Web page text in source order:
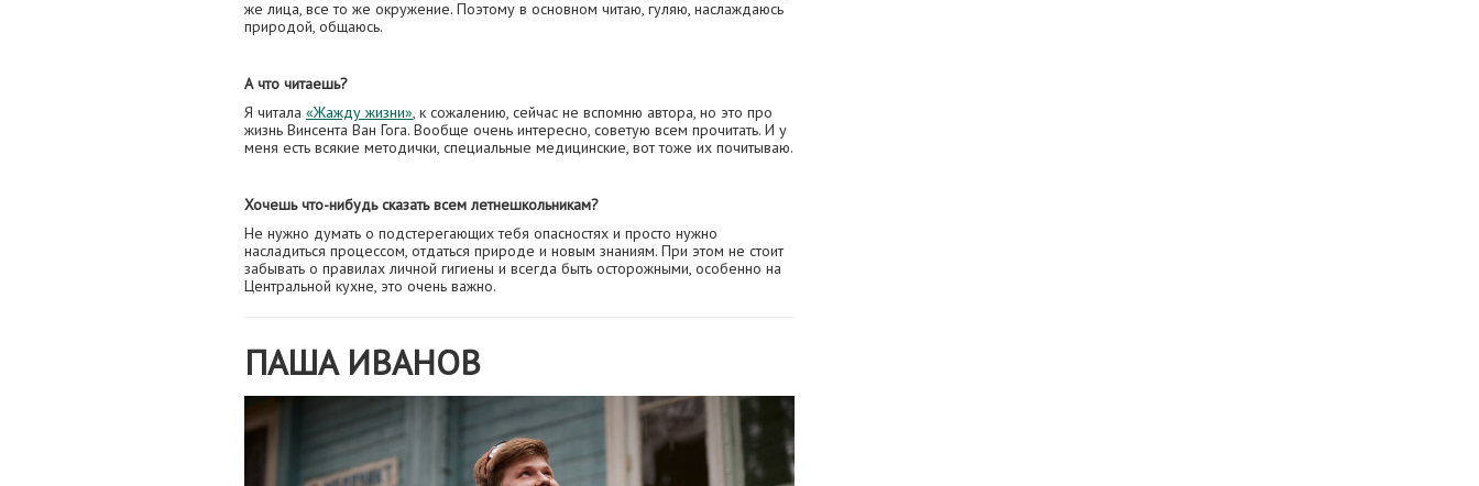
же лица, все то же окружение. Поэтому в основном читаю, гуляю, наслаждаюсь
природой, общаюсь.
А что читаешь?
Я читала «Жажду жизни», к сожалению, сейчас не вспомню автора, но это про
жизнь Винсента Ван Гога. Вообще очень интересно, советую всем прочитать. И у
меня есть всякие методички, специальные медицинские, вот тоже их почитываю.
Хочешь что-нибудь сказать всем летнешкольникам?
Не нужно думать о подстерегающих тебя опасностях и просто нужно
насладиться процессом, отдаться природе и новым знаниям. При этом не стоит
забывать о правилах личной гигиены и всегда быть осторожными, особенно на
Центральной кухне, это очень важно.
ПАША ИВАНОВ